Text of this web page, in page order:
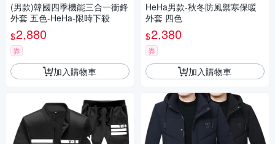
(男款)韓國四季機能三合一衝鋒
外套 五色-HeHa-限時下殺
$2,880
券
加入購物車
HeHa男款-秋冬防風禦寒保暖
外套 四色
$2,380
券
加入購物車